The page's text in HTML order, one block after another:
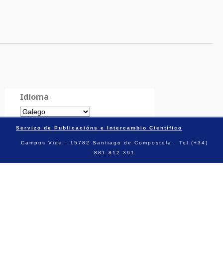
Idioma
Servizo de Publicacións e Intercambio Científico
Campus Vida . 15782 Santiago de Compostela . Tel (+34)
881 812 391